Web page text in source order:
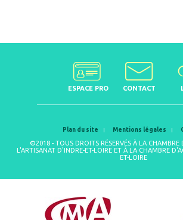
ESPACE PRO CONTACT
Plan du site Mentions légales
©2018 - TOUS DROITS RÉSERVÉS À LA CHAMBRE
L'ARTISANAT D'INDRE-ET-LOIRE ET À LA CHAMBRE
ET-LOIRE